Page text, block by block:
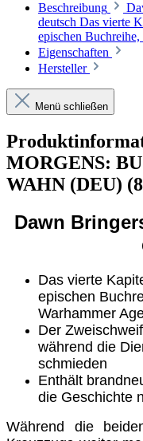
Beschreibung
deutsch Das vierte
epischen
Eigenschaften
Hersteller
Menü schließen
MORGENS:
WAHN (DEU)
Dawn
Das vierte
epischen
Warhammer
Der
während die
schmieden
Enthält
die Geschichte
Während die